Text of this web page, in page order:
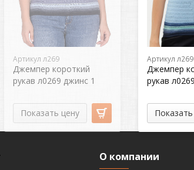
Артикул л269
Джемпер короткий
рукав л0269 джинс 1
Показать цену
Артикул л269
Джемпер
рукав
О компании